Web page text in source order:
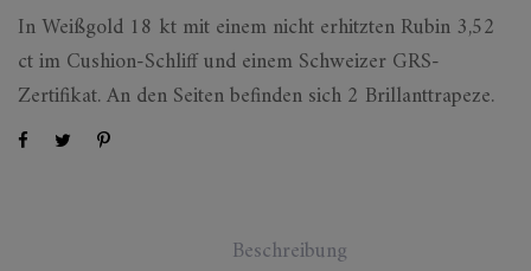
In Weißgold 18 kt mit einem nicht erhitzten Rubin 3,52
ct im Cushion-Schliff und einem Schweizer GRS-
Zertifikat. An den Seiten befinden sich 2 Brillanttrapeze.
Beschreibung